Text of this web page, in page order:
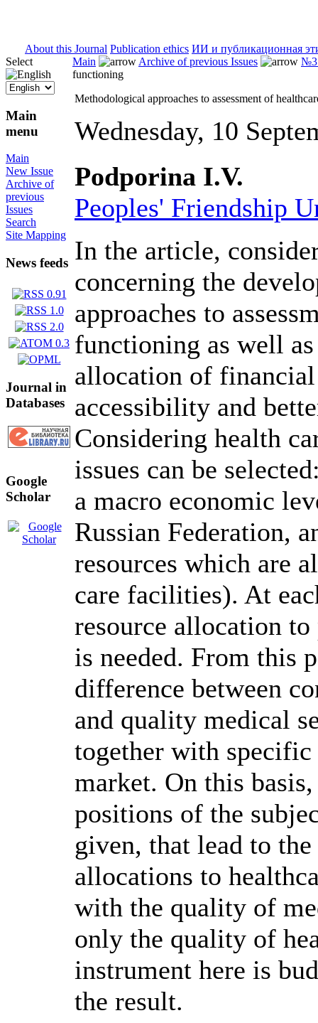
About this Journal Publication ethics ИИ и публикационная
Select
Main
menu
Main
New Issue
Archive of
previous
Issues
Search
Site Mapping
News feeds
Journal in
Databases
Google
Scholar
Main Archive of previous Issues
№3
functioning
Methodological approaches to assessment of
Wednesday, 10
Podporina I.V.
Peoples' Friendship
In the article,
concerning the
approaches to
functioning as well
allocation of
accessibility and
Considering health
issues can be
a macro economic
Russian Federation,
resources which are
care facilities). At
resource allocation
is needed. From this
difference between
and quality medical
together with
market. On this
positions of the
given, that lead to
allocations to
with the quality of
only the quality of
instrument here is
the result.